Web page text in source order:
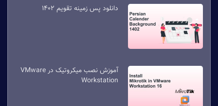
دانلود پس زمینه تقویم 1402
آموزش نصب میکروتیک در VMware
Workstation